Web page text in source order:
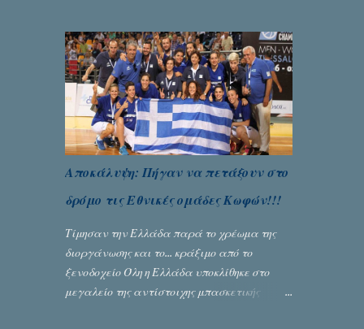
Γράφει ο Σταύρος Αλευρογιάννης
Αποκάλυψη: Πήγαν να πετάξουν στο
δρόμο τις Εθνικές ομάδες Κωφών!!!
Τίμησαν την Ελλάδα παρά το χρέωμα της
διοργάνωσης και το... κράξιμο από το
ξενοδοχείο Όλη η Ελλάδα υποκλίθηκε στο
μεγαλείο της αντίστοιχης μπασκετικής